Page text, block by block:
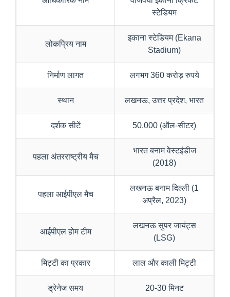
स्टेडियम
लोकप्रिय नाम
इकाना स्टेडियम (Ekana
Stadium)
निर्माण लागत लगभग 360 करोड़ रुपये
स्थान लखनऊ, उत्तर प्रदेश, भारत
दर्शक सीटें 50,000 (ऑल-सीटर)
पहला अंतरराष्ट्रीय मैच
भारत बनाम वेस्टइंडीज
(2018)
पहला आईपीएल मैच
लखनऊ बनाम दिल्ली (1
अप्रैल, 2023)
आईपीएल होम टीम
लखनऊ सुपर जायंट्स
(LSG)
मिट्टी का प्रकार लाल और काली मिट्टी
ड्रेनेज समय 20-30 मिनट